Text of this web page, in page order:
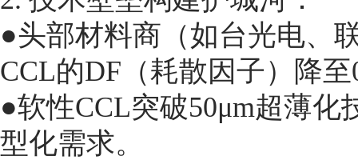
●头部材料商（如台光电、
CCL的DF（耗散因子）降至
●软性CCL突破50μm超薄化
型化需求。